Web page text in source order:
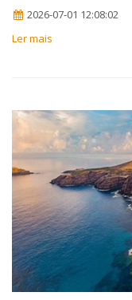
2026-07-01 12:08:02
Ler mais